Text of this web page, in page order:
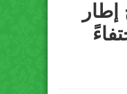
و171 اختفاءً